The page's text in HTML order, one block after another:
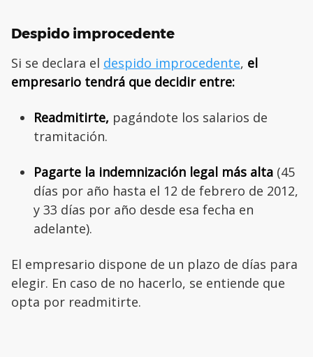
Despido improcedente
Si se declara el despido improcedente, el
empresario tendrá que decidir entre:
Readmitirte, pagándote los salarios de
tramitación.
Pagarte la indemnización legal más alta (45
días por año hasta el 12 de febrero de 2012,
y 33 días por año desde esa fecha en
adelante).
El empresario dispone de un plazo de días para
elegir. En caso de no hacerlo, se entiende que
opta por readmitirte.